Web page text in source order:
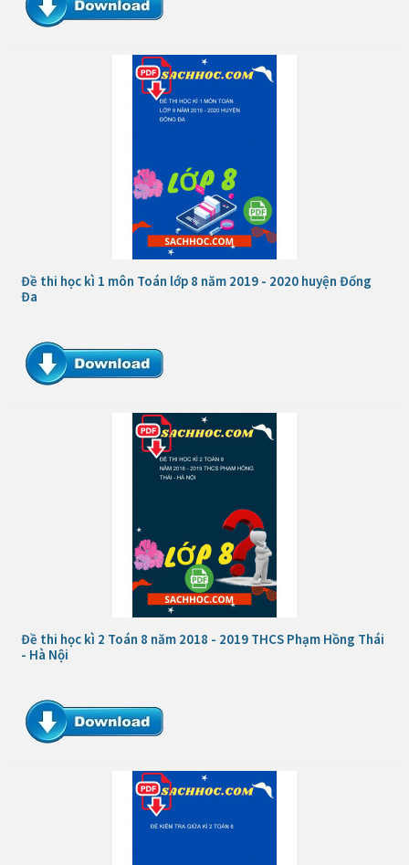
Đề thi học kì 1 môn Toán lớp 8 năm 2019 - 2020 huyện Đống
Đa
Đề thi học kì 2 Toán 8 năm 2018 - 2019 THCS Phạm Hồng Thái
- Hà Nội